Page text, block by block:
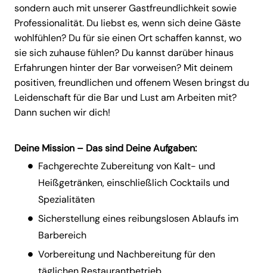
sondern auch mit unserer Gastfreundlichkeit sowie
Professionalität. Du liebst es, wenn sich deine Gäste
wohlfühlen? Du für sie einen Ort schaffen kannst, wo
sie sich zuhause fühlen? Du kannst darüber hinaus
Erfahrungen hinter der Bar vorweisen? Mit deinem
positiven, freundlichen und offenem Wesen bringst du
Leidenschaft für die Bar und Lust am Arbeiten mit?
Dann suchen wir dich!
Deine Mission – Das sind Deine Aufgaben:
Fachgerechte Zubereitung von Kalt- und
Heißgetränken, einschließlich Cocktails und
Spezialitäten
Sicherstellung eines reibungslosen Ablaufs im
Barbereich
Vorbereitung und Nachbereitung für den